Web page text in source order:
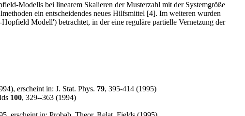
Modells bei linearem Skalieren der Musterzahl mit der Systemgröße
ein entscheidendes neues Hilfsmittel [4]. Im weiteren wurden
Modell') betrachtet, in der eine reguläre partielle Vernetzung der
erscheint in: J. Stat. Phys. 79, 395-414 (1995)
100, 329--363 (1994)